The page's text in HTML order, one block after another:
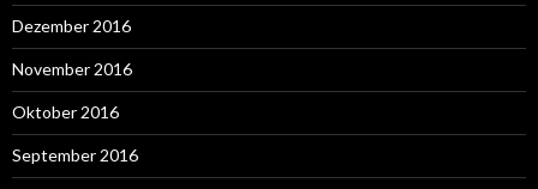
Dezember 2016
November 2016
Oktober 2016
September 2016